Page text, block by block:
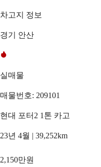
차고지 정보
경기 안산
실매물
매물번호: 209101
현대 포터2 1톤 카고
23년 4월 | 39,252km
2,150만원